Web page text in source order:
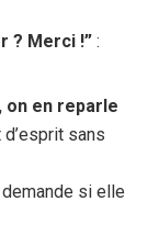
? Merci !” :
on en reparle
sans
si elle